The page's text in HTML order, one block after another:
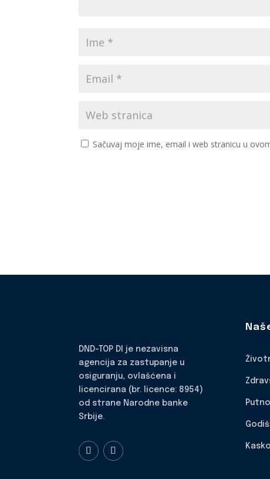
Sačuvaj moje ime, email i web stranicu u
DND-TOP DI je nezavisna
agencija za zastupanje u
osiguranju, ovlašćena i
licencirana (br. licence: 8954)
od strane Narodne banke
Srbije.